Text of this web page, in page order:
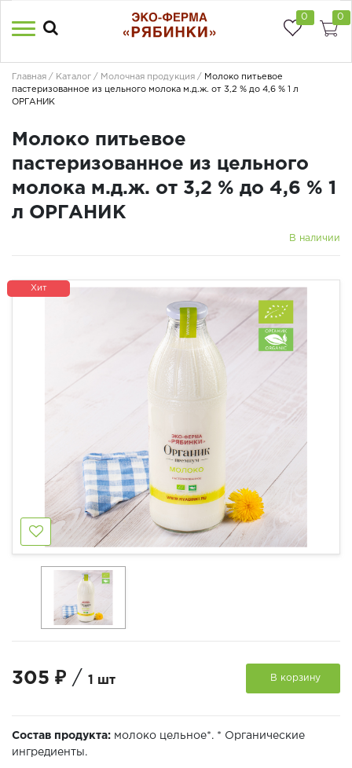
0 0
Главная Каталог Молочная продукция
Молоко питьевое
пастеризованное из цельного молока м.д.ж. от 3,2 % до 4,6 % 1 л
ОРГАНИК
Молоко питьевое
пастеризованное из цельного
молока м.д.ж. от 3,2 % до 4,6 % 1
л ОРГАНИК
В наличии
Хит
305 ₽ / 1 шт В корзину
Состав продукта: молоко цельное*. * Органические
ингредиенты.